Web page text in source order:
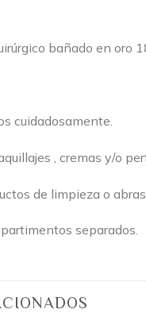
bañado en oro
cuidadosamente.
, cremas y/o
de limpieza o
separados.